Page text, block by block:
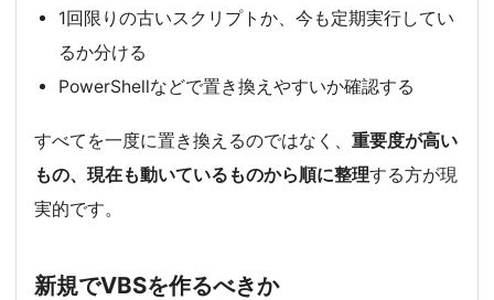
1回限りの古いスクリプトか、今も定期実行してい
るか分ける
PowerShellなどで置き換えやすいか確認する
すべてを一度に置き換えるのではなく、 重要度が高い
もの、現在も動いているものから順に整理する方が現
実的です。
新規でVBSを作るべきか